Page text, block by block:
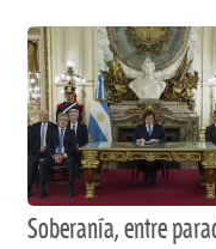
Soberanía, entre